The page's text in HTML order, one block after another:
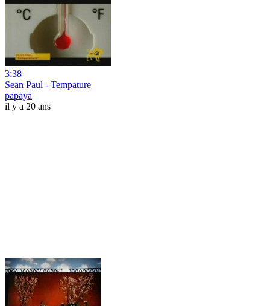
3:38
Sean Paul - Tempature
papaya
il y a 20 ans